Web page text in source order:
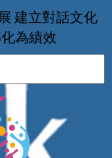
建立對話文化
為績效